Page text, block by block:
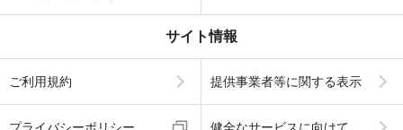
サイト情報
ご利用規約 提供事業者等に関する表示
プライバシーポリシー 健全なサービスに向けて